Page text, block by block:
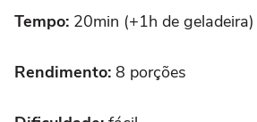
Tempo: 20min (+1h de geladeira)
Rendimento: 8 porções